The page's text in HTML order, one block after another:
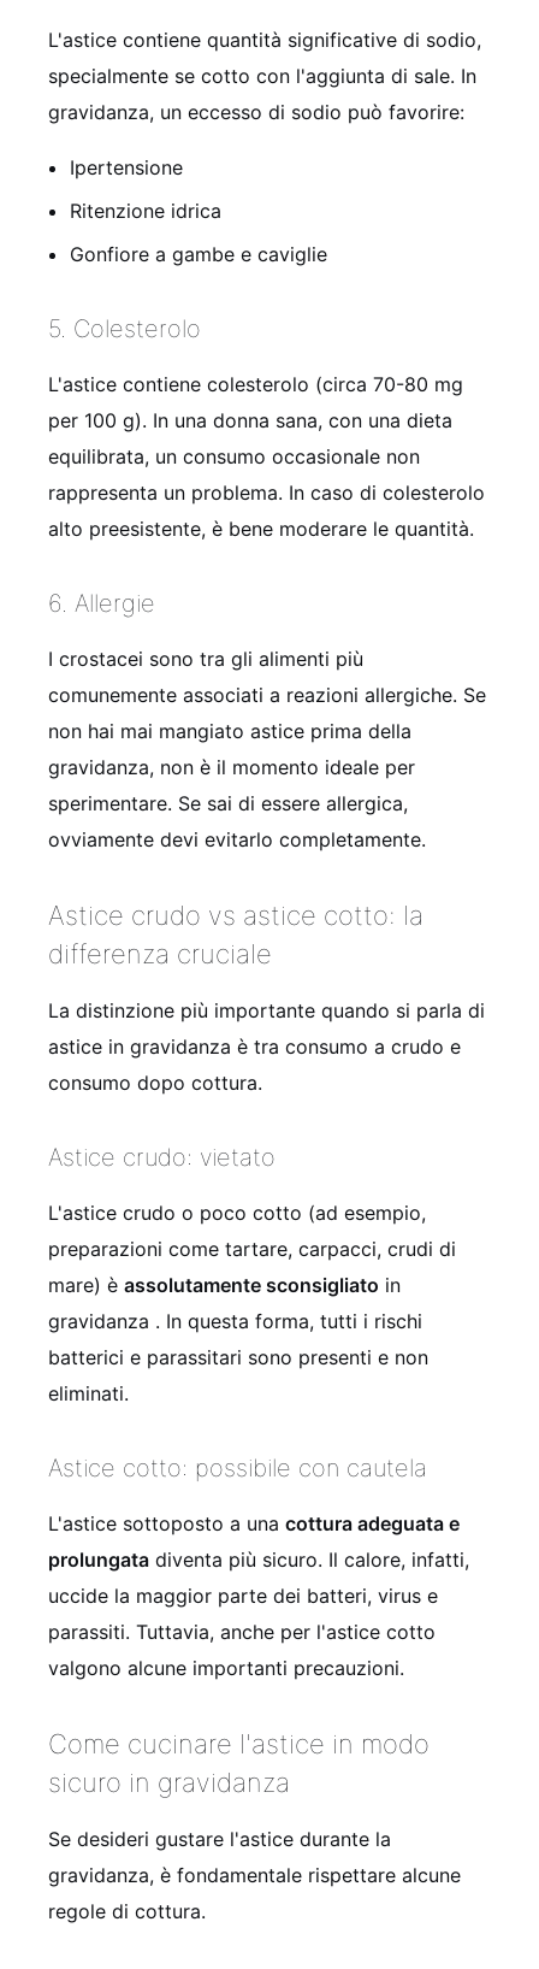
L'astice contiene quantità significative di sodio,
specialmente se cotto con l'aggiunta di sale. In
gravidanza, un eccesso di sodio può favorire:
Ipertensione
Ritenzione idrica
Gonfiore a gambe e caviglie
5. Colesterolo
L'astice contiene colesterolo (circa 70-80 mg
per 100 g). In una donna sana, con una dieta
equilibrata, un consumo occasionale non
rappresenta un problema. In caso di colesterolo
alto preesistente, è bene moderare le quantità.
6. Allergie
I crostacei sono tra gli alimenti più
comunemente associati a reazioni allergiche. Se
non hai mai mangiato astice prima della
gravidanza, non è il momento ideale per
sperimentare. Se sai di essere allergica,
ovviamente devi evitarlo completamente.
Astice crudo vs astice cotto: la
differenza cruciale
La distinzione più importante quando si parla di
astice in gravidanza è tra consumo a crudo e
consumo dopo cottura.
Astice crudo: vietato
L'astice crudo o poco cotto (ad esempio,
preparazioni come tartare, carpacci, crudi di
mare) è assolutamente sconsigliato in
gravidanza . In questa forma, tutti i rischi
batterici e parassitari sono presenti e non
eliminati.
Astice cotto: possibile con cautela
L'astice sottoposto a una cottura adeguata e
prolungata diventa più sicuro. Il calore, infatti,
uccide la maggior parte dei batteri, virus e
parassiti. Tuttavia, anche per l'astice cotto
valgono alcune importanti precauzioni.
Come cucinare l'astice in modo
sicuro in gravidanza
Se desideri gustare l'astice durante la
gravidanza, è fondamentale rispettare alcune
regole di cottura.